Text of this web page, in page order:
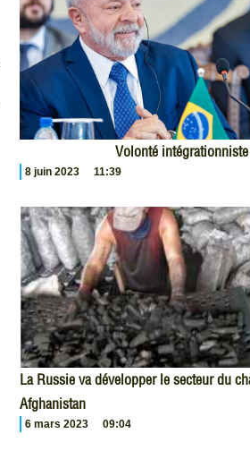
Volonté intégrationniste
8 juin 2023 11:39
La Russie va développer le secteur du
Afghanistan
6 mars 2023 09:04